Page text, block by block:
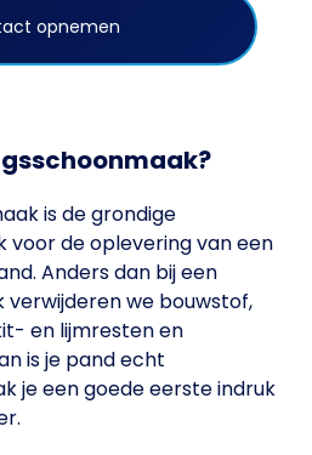
opnemen
is de grondige
voor de oplevering van een
Anders dan bij een
we bouwstof,
en lijmresten en
is je pand echt
je een goede eerste indruk